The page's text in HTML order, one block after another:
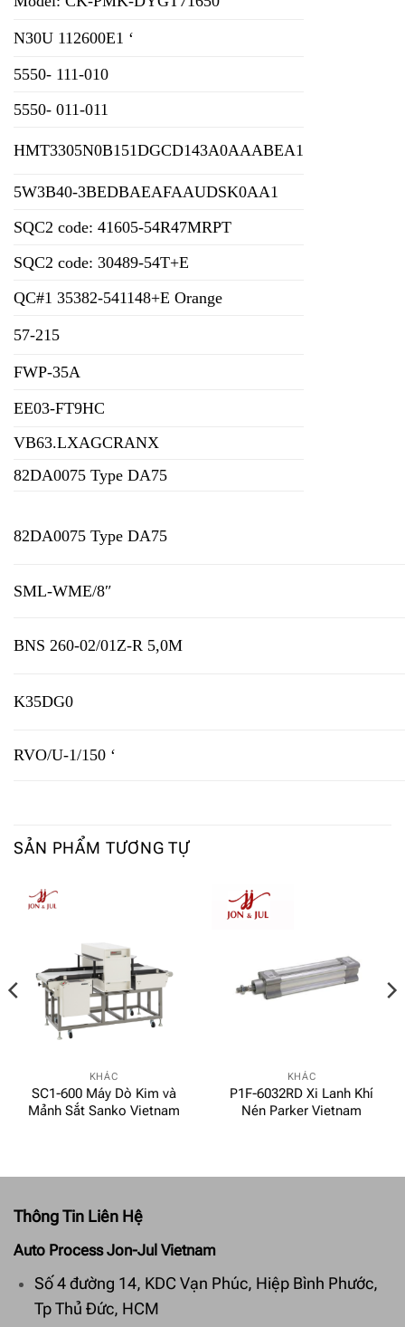
N30U 112600E1 ‘
5550- 111-010
5550- 011-011
HMT3305N0B151DGCD143A0AAABEA1
5W3B40-3BEDBAEAFAAUDSK0AA1
SQC2 code: 41605-54R47MRPT
SQC2 code: 30489-54T+E
QC#1 35382-541148+E Orange
57-215
FWP-35A
EE03-FT9HC
VB63.LXAGCRANX
82DA0075 Type DA75
82DA0075 Type DA75
SML-WME/8″
BNS 260-02/01Z-R 5,0M
K35DG0
RVO/U-1/150 ‘
SẢN PHẨM TƯƠNG TỰ
KHÁC
SC1-600 Máy Dò Kim và
Mảnh Sắt Sanko Vietnam
KHÁC
P1F-6032RD Xi Lanh Khí
Nén Parker Vietnam
Thông Tin Liên Hệ
Auto Process Jon-Jul Vietnam
Số 4 đường 14, KDC Vạn Phúc, Hiệp Bình Phước,
Tp Thủ Đức, HCM